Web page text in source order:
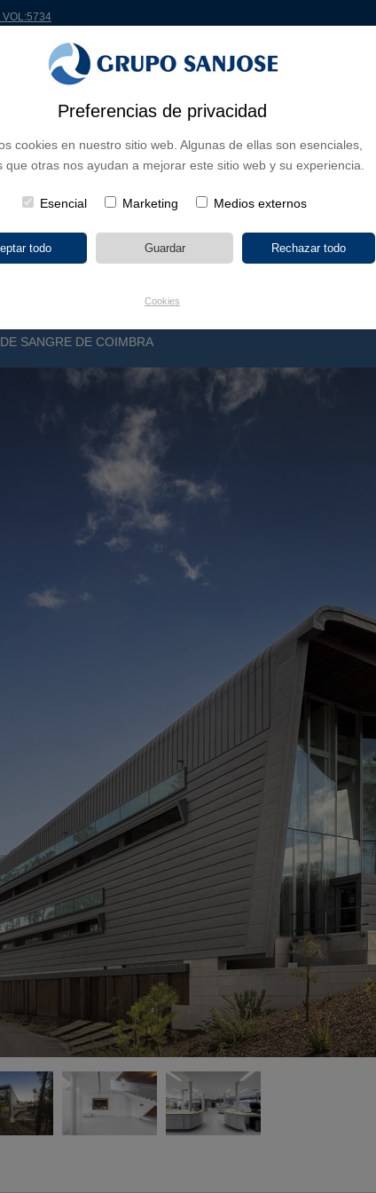
Preferencias de privacidad
cookies en nuestro sitio web. Algunas de ellas son esenciales,
que otras nos ayudan a mejorar este sitio web y su experiencia.
Esencial Marketing Medios externos
Cookies
VOL:5734
PROYECTOS ACCIONISTAS E INVERSORES INNOVACIÓN
CONTINENTES TIPOLOGÍA DE OBRA POR
SANGRE DE COIMBRA